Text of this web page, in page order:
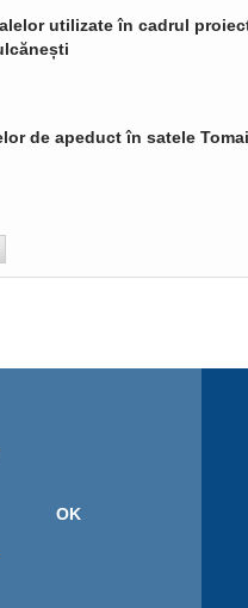
utilizate în cadrul
de apeduct în satele
OK